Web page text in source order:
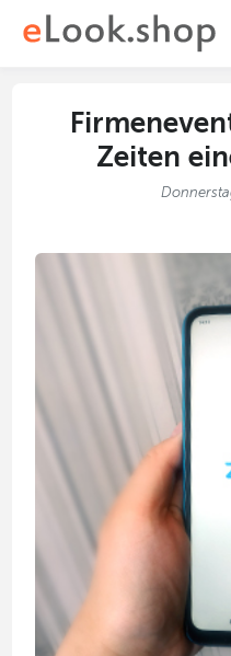
Zeiten